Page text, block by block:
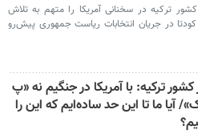
کشور ترکیه در سخنانی آمریکا را متهم به تلاش
کودتا در جریان انتخابات ریاست جمهوری پیش‌رو
کشور ترکیه: با آمریکا در جنگیم نه «پ
آیا ما تا این حد ساده‌ایم که این را